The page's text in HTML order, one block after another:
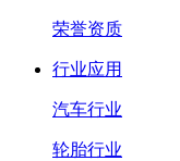
荣誉资质
行业应用
汽车行业
轮胎行业